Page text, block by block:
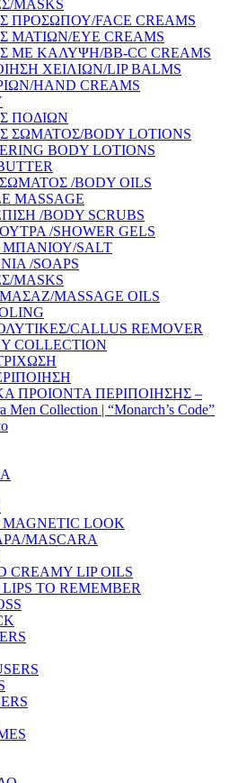
MASKS
ΠΡΟΣΩΠΟΥ/FACE CREAMS
ΜΑΤΙΩΝ/EYE CREAMS
ΜΕ ΚΑΛΥΨΗ/BB-CC CREAMS
ΧΕΙΛΙΩΝ/LIP BALMS
HAND CREAMS
ΠΟΔΙΩΝ
ΣΩΜΑΤΟΣ/BODY LOTIONS
BODY LOTIONS
/BODY OILS
MASSAGE
/BODY SCRUBS
/SHOWER GELS
SALT
/SOAPS
MASKS
MASSAGE OILS
CALLUS REMOVER
COLLECTION
ΠΡΟΙΟΝΤΑ ΠΕΡΙΠΟΙΗΣΗΣ –
Men Collection | “Monarch’s Code”
MAGNETIC LOOK
MASCARA
CREAMY LIP OILS
TO REMEMBER